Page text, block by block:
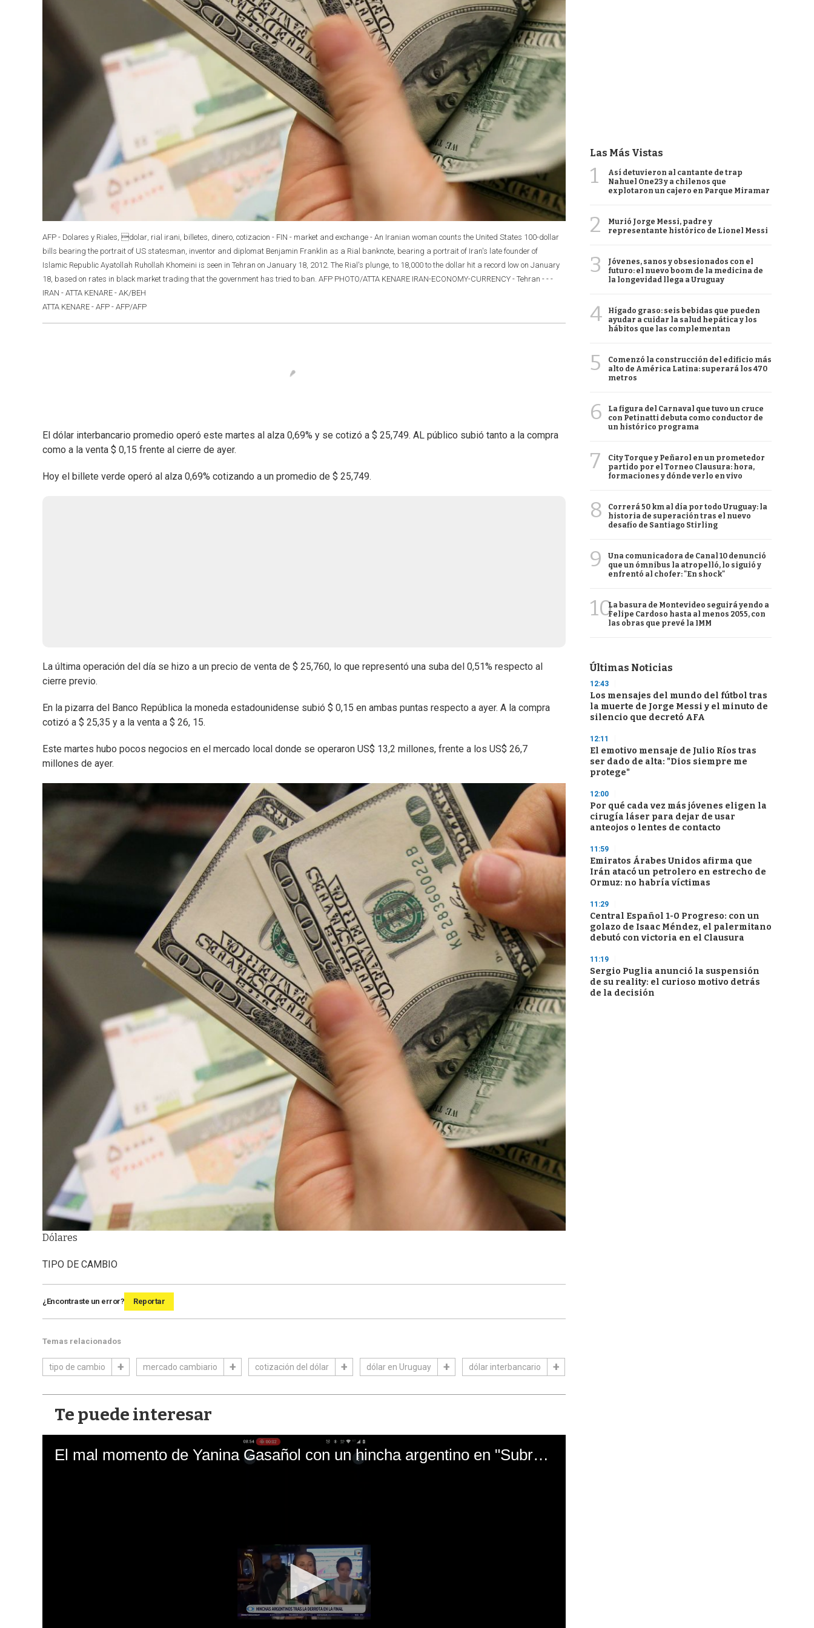
AFP - Dolares y Riales, dolar, rial irani, billetes, dinero, cotizacion - FIN - market and exchange - An Iranian woman counts the United States 100-dollar
bills bearing the portrait of US statesman, inventor and diplomat Benjamin Franklin as a Rial banknote, bearing a portrait of Iran's late founder of
Islamic Republic Ayatollah Ruhollah Khomeini is seen in Tehran on January 18, 2012. The Rial's plunge, to 18,000 to the dollar hit a record low on January
18, based on rates in black market trading that the government has tried to ban. AFP PHOTO/ATTA KENARE IRAN-ECONOMY-CURRENCY - Tehran - - -
IRAN - ATTA KENARE - AK/BEH
ATTA KENARE - AFP - AFP/AFP
El dólar interbancario promedio operó este martes al alza 0,69% y se cotizó a $ 25,749. AL público subió tanto a la compra
como a la venta $ 0,15 frente al cierre de ayer.
Hoy el billete verde operó al alza 0,69% cotizando a un promedio de $ 25,749.
La última operación del día se hizo a un precio de venta de $ 25,760, lo que representó una suba del 0,51% respecto al
cierre previo.
En la pizarra del Banco República la moneda estadounidense subió $ 0,15 en ambas puntas respecto a ayer. A la compra
cotizó a $ 25,35 y a la venta a $ 26, 15.
Este martes hubo pocos negocios en el mercado local donde se operaron US$ 13,2 millones, frente a los US$ 26,7
millones de ayer.
Dólares
TIPO DE CAMBIO
¿Encontraste un error? Reportar
Temas relacionados
tipo de cambio mercado cambiario cotización del dólar dólar en Uruguay dólar interbancario
Te puede interesar
El mal momento de Yanina Gasañol con un hincha argentino en "Subrayado"
Las Más Vistas
1
Así detuvieron al cantante de trap
Nahuel One23 y a chilenos que
explotaron un cajero en Parque Miramar
2
Murió Jorge Messi, padre y
representante histórico de Lionel Messi
3
Jóvenes, sanos y obsesionados con el
futuro: el nuevo boom de la medicina de
la longevidad llega a Uruguay
4
Hígado graso: seis bebidas que pueden
ayudar a cuidar la salud hepática y los
hábitos que las complementan
5
Comenzó la construcción del edificio más
alto de América Latina: superará los 470
metros
6
La figura del Carnaval que tuvo un cruce
con Petinatti debuta como conductor de
un histórico programa
7
City Torque y Peñarol en un prometedor
partido por el Torneo Clausura: hora,
formaciones y dónde verlo en vivo
8
Correrá 50 km al día por todo Uruguay: la
historia de superación tras el nuevo
desafío de Santiago Stirling
9
Una comunicadora de Canal 10 denunció
que un ómnibus la atropelló, lo siguió y
enfrentó al chofer: "En shock"
10La basura de Montevideo seguirá yendo a
Felipe Cardoso hasta al menos 2055, con
las obras que prevé la IMM
Últimas Noticias
12:43
Los mensajes del mundo del fútbol tras
la muerte de Jorge Messi y el minuto de
silencio que decretó AFA
12:11
El emotivo mensaje de Julio Ríos tras
ser dado de alta: "Dios siempre me
protege"
12:00
Por qué cada vez más jóvenes eligen la
cirugía láser para dejar de usar
anteojos o lentes de contacto
11:59
Emiratos Árabes Unidos afirma que
Irán atacó un petrolero en estrecho de
Ormuz: no habría víctimas
11:29
Central Español 1-0 Progreso: con un
golazo de Isaac Méndez, el palermitano
debutó con victoria en el Clausura
11:19
Sergio Puglia anunció la suspensión
de su reality: el curioso motivo detrás
de la decisión